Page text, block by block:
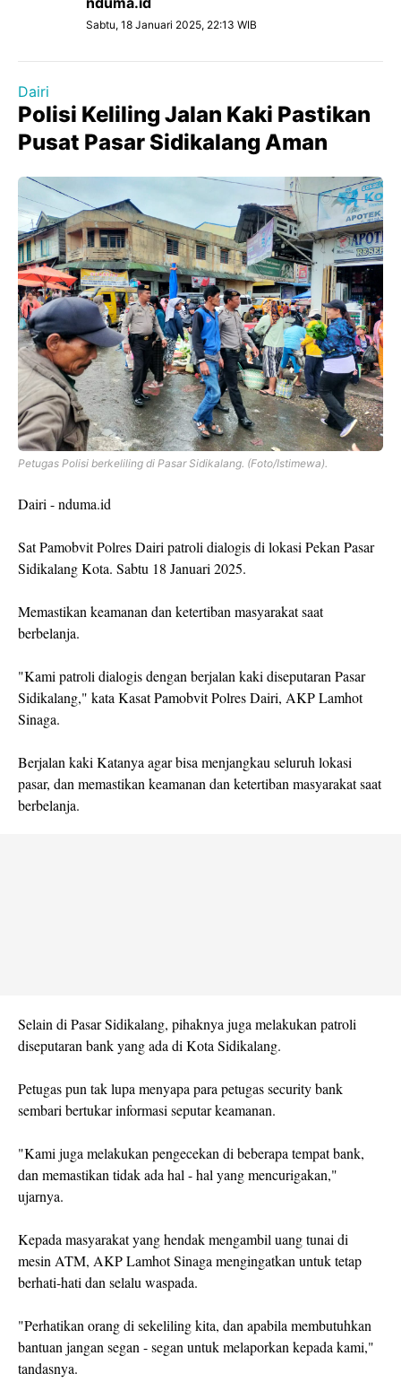
Sabtu, 18 Januari 2025, 22:13 WIB
Dairi
Polisi Keliling Jalan Kaki Pastikan
Pusat Pasar Sidikalang Aman
Petugas Polisi berkeliling di Pasar Sidikalang. (Foto/Istimewa).
Dairi - nduma.id
Sat Pamobvit Polres Dairi patroli dialogis di lokasi Pekan Pasar
Sidikalang Kota. Sabtu 18 Januari 2025.
Memastikan keamanan dan ketertiban masyarakat saat
berbelanja.
"Kami patroli dialogis dengan berjalan kaki diseputaran Pasar
Sidikalang," kata Kasat Pamobvit Polres Dairi, AKP Lamhot
Sinaga.
Berjalan kaki Katanya agar bisa menjangkau seluruh lokasi
pasar, dan memastikan keamanan dan ketertiban masyarakat saat
berbelanja.
Selain di Pasar Sidikalang, pihaknya juga melakukan patroli
diseputaran bank yang ada di Kota Sidikalang.
Petugas pun tak lupa menyapa para petugas security bank
sembari bertukar informasi seputar keamanan.
"Kami juga melakukan pengecekan di beberapa tempat bank,
dan memastikan tidak ada hal - hal yang mencurigakan,"
ujarnya.
Kepada masyarakat yang hendak mengambil uang tunai di
mesin ATM, AKP Lamhot Sinaga mengingatkan untuk tetap
berhati-hati dan selalu waspada.
"Perhatikan orang di sekeliling kita, dan apabila membutuhkan
bantuan jangan segan - segan untuk melaporkan kepada kami,"
tandasnya.